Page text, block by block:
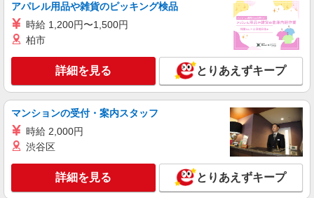
キープ 詳細を見る
日研トータルソーシング株式会社 メディカルケア事業部/仙台オフィ
ス【看護助手】
看護助手（病院）
時給1,150円〜
キープ 詳細を見る
アルバイト パート 派遣社員
アパレル用品や雑貨のピッキング検品
時給 1,200円〜1,500円
柏市
詳細を見る とりあえずキープ
マンションの受付・案内スタッフ
時給 2,000円
渋谷区
詳細を見る とりあえずキープ